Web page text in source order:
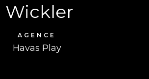
Wickler
AGENCE
Havas Play